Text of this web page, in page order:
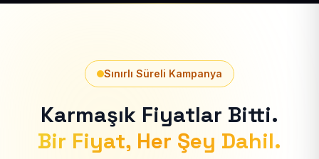
Sınırlı Süreli Kampanya
Karmaşık Fiyatlar Bitti.
Bir Fiyat, Her Şey Dahil.